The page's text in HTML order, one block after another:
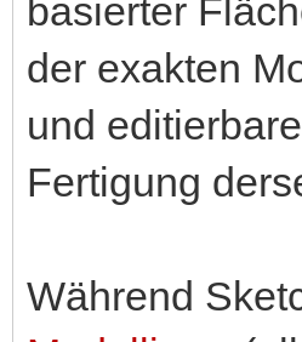
basierter
der exakten
und
Fertigung
Während